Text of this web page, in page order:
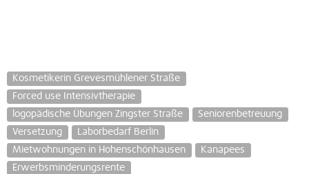
Kosmetikerin Grevesmühlener Straße
Forced use Intensivtherapie
logopädische Übungen Zingster Straße
Seniorenbetreuung
Versetzung
Laborbedarf Berlin
Mietwohnungen in Hohenschönhausen
Kanapees
Erwerbsminderungsrente